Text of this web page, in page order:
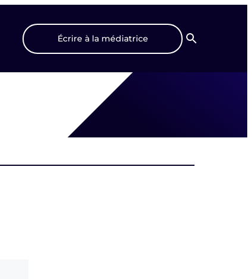
Écrire à la médiatrice
Recherche